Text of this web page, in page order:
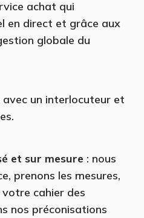
achat qui
en direct et grâce aux
globale du
avec un interlocuteur et
et sur mesure : nous
prenons les mesures,
cahier des
nos préconisations